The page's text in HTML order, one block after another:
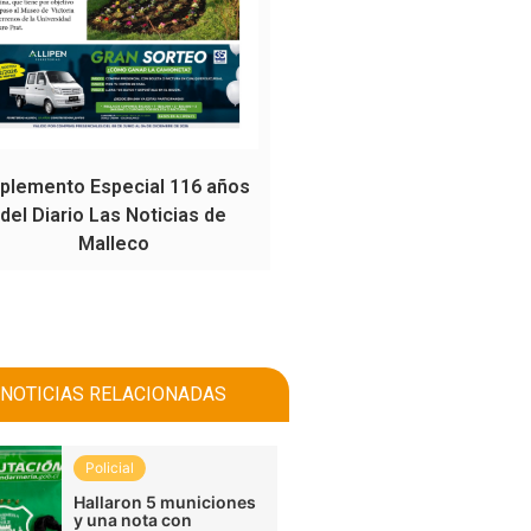
Especial 116 años
del Diario Las Noticias de
Malleco
NOTICIAS RELACIONADAS
Policial
Hallaron 5 municiones
y una nota con